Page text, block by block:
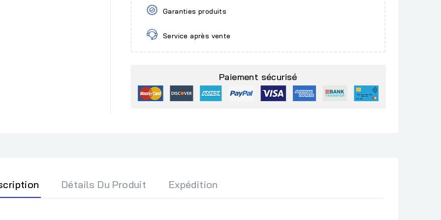
Garanties produits
Service après vente
Paiement sécurisé
Détails Du Produit Expédition